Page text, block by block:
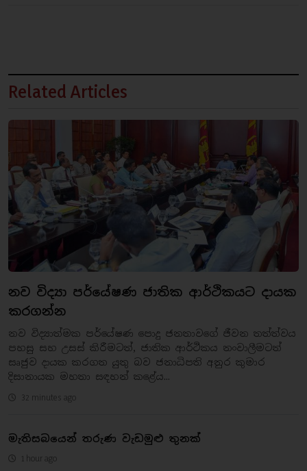
Related Articles
නව විද්‍යා පර්යේෂණ ජාතික ආර්ථිකයට දායක
කරගන්න
නව විද්‍යාත්මක පර්යේෂණ පොදු ජනතාවගේ ජීවන තත්ත්වය
පහසු සහ උසස් කිරීමටත්, ජාතික ආර්ථිකය නංවාලීමටත්
සෘජුව දායක කරගත යුතු බව ජනාධිපති අනුර කුමාර
දිසානායක මහතා සඳහන් කළේය...
32 minutes ago
මැතිසබයෙන් තරුණ වැඩමුළු තුනක්
1 hour ago